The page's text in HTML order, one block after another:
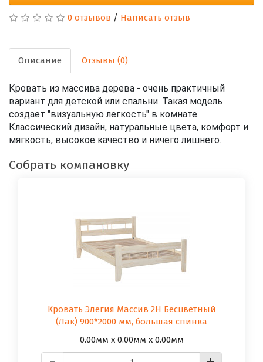
0 отзывов / Написать отзыв
Описание Отзывы (0)
Кровать из массива дерева - очень практичный
вариант для детской или спальни. Такая модель
создает "визуальную легкость" в комнате.
Классический дизайн, натуральные цвета, комфорт и
мягкость, высокое качество и ничего лишнего.
Собрать компановку
Кровать Элегия Массив 2Н Бесцветный
(Лак) 900*2000 мм, большая спинка
0.00мм x 0.00мм x 0.00мм